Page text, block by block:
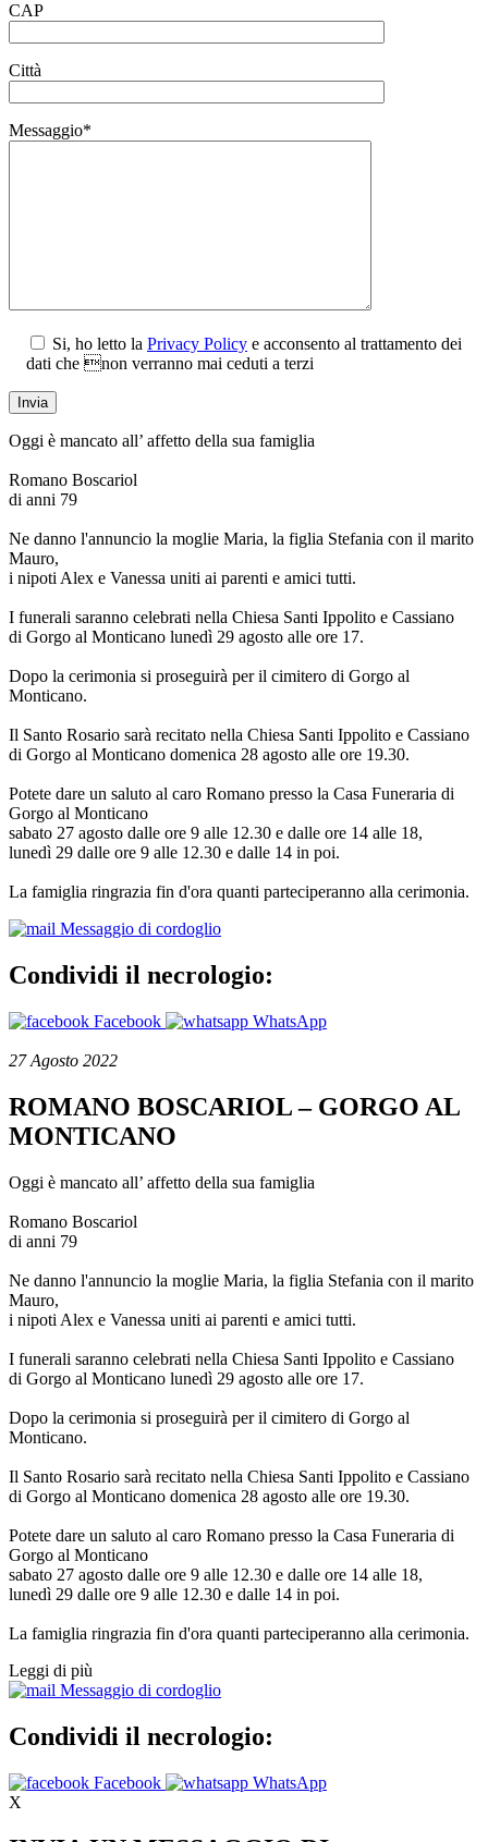
CAP
Città
Messaggio*
Si, ho letto la Privacy Policy e acconsento al trattamento dei
dati che non verranno mai ceduti a terzi
Oggi è mancato all’ affetto della sua famiglia
Romano Boscariol
di anni 79
Ne danno l'annuncio la moglie Maria, la figlia Stefania con il marito
Mauro,
i nipoti Alex e Vanessa uniti ai parenti e amici tutti.
I funerali saranno celebrati nella Chiesa Santi Ippolito e Cassiano
di Gorgo al Monticano lunedì 29 agosto alle ore 17.
Dopo la cerimonia si proseguirà per il cimitero di Gorgo al
Monticano.
Il Santo Rosario sarà recitato nella Chiesa Santi Ippolito e Cassiano
di Gorgo al Monticano domenica 28 agosto alle ore 19.30.
Potete dare un saluto al caro Romano presso la Casa Funeraria di
Gorgo al Monticano
sabato 27 agosto dalle ore 9 alle 12.30 e dalle ore 14 alle 18,
lunedì 29 dalle ore 9 alle 12.30 e dalle 14 in poi.
La famiglia ringrazia fin d'ora quanti parteciperanno alla cerimonia.
Messaggio di cordoglio
Condividi il necrologio:
Facebook WhatsApp
27 Agosto 2022
ROMANO BOSCARIOL – GORGO AL
MONTICANO
Oggi è mancato all’ affetto della sua famiglia
Romano Boscariol
di anni 79
Ne danno l'annuncio la moglie Maria, la figlia Stefania con il marito
Mauro,
i nipoti Alex e Vanessa uniti ai parenti e amici tutti.
I funerali saranno celebrati nella Chiesa Santi Ippolito e Cassiano
di Gorgo al Monticano lunedì 29 agosto alle ore 17.
Dopo la cerimonia si proseguirà per il cimitero di Gorgo al
Monticano.
Il Santo Rosario sarà recitato nella Chiesa Santi Ippolito e Cassiano
di Gorgo al Monticano domenica 28 agosto alle ore 19.30.
Potete dare un saluto al caro Romano presso la Casa Funeraria di
Gorgo al Monticano
sabato 27 agosto dalle ore 9 alle 12.30 e dalle ore 14 alle 18,
lunedì 29 dalle ore 9 alle 12.30 e dalle 14 in poi.
La famiglia ringrazia fin d'ora quanti parteciperanno alla cerimonia.
Leggi di più
Messaggio di cordoglio
Condividi il necrologio:
Facebook
WhatsApp
X